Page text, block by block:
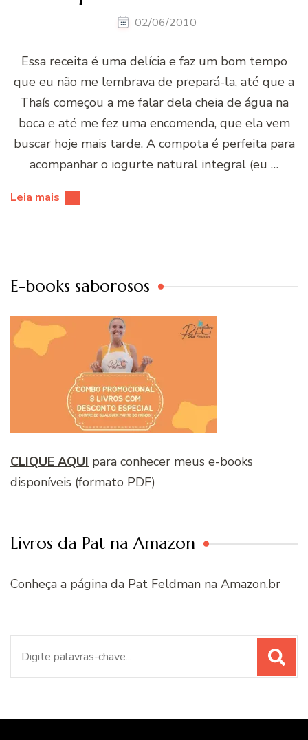
02/06/2010
Essa receita é uma delí­cia e faz um bom tempo
que eu não me lembrava de prepará-la, até que a
Thaí­s começou a me falar dela cheia de água na
boca e até me fez uma encomenda, que ela vem
buscar hoje mais tarde. A compota é perfeita para
acompanhar o iogurte natural integral (eu …
Leia mais
E-books saborosos
CLIQUE AQUI para conhecer meus e-books
disponíveis (formato PDF)
Livros da Pat na Amazon
Conheça a página da Pat Feldman na Amazon.br